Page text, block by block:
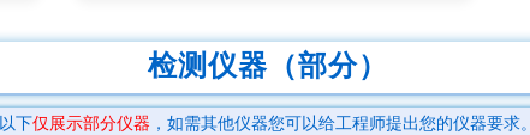
检测仪器（部分）
以下仅展示部分仪器 ，如需其他仪器您可以给工程师提出您的仪器要求。